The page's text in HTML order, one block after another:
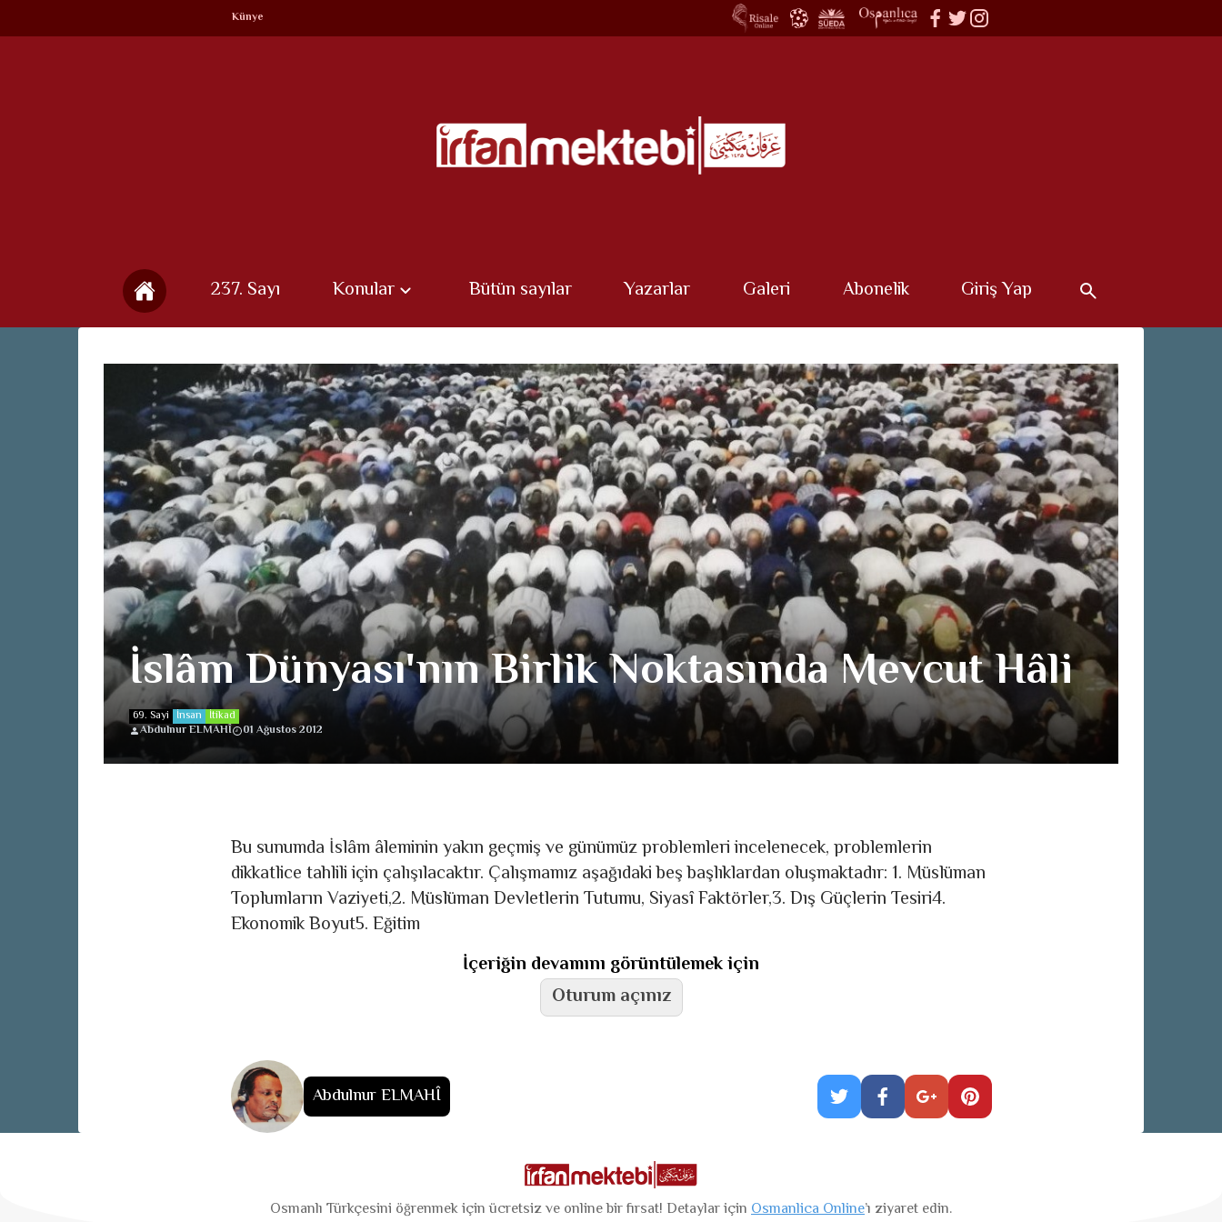
Künye
237. Sayı Konular Bütün sayılar Yazarlar Galeri Abonelik Giriş Yap
İslâm Dünyası'nın Birlik Noktasında Mevcut Hâli
69. Sayi İnsan İtikad
Abdulnur ELMAHÎ
01 Ağustos 2012
Bu sunumda İslâm âleminin yakın geçmiş ve günümüz problemleri incelenecek, problemlerin
dikkatlice tahlili için çalışılacaktır. Çalışmamız aşağıdaki beş başlıklardan oluşmaktadır: 1. Müslüman
Toplumların Vaziyeti,2. Müslüman Devletlerin Tutumu, Siyasî Faktörler,3. Dış Güçlerin Tesiri4.
Ekonomik Boyut5. Eğitim
İçeriğin devamını görüntülemek için
Oturum açınız
Abdulnur ELMAHÎ
Osmanlı Türkçesini öğrenmek için ücretsiz ve online bir fırsat! Detaylar için Osmanlica Online’ı ziyaret edin.